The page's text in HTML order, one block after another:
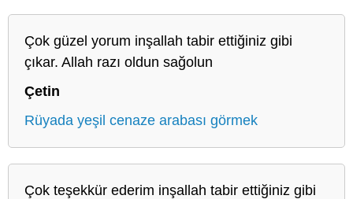
Çok güzel yorum inşallah tabir ettiğiniz gibi
çıkar. Allah razı oldun sağolun
Çetin
Rüyada yeşil cenaze arabası görmek
Çok teşekkür ederim inşallah tabir ettiğiniz gibi